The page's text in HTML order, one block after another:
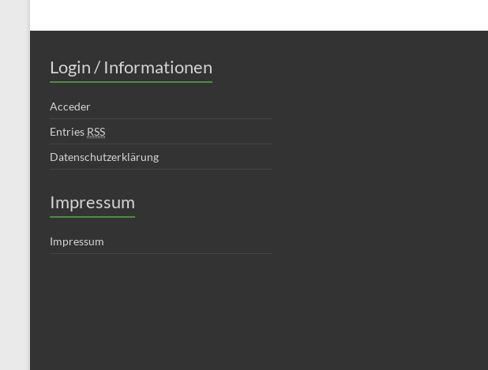
Login / Informationen
Acceder
Entries RSS
Datenschutzerklärung
Impressum
Impressum